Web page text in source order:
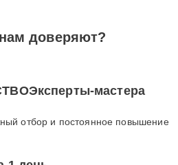
доверяют?
мастера
отбор и постоянное повышение